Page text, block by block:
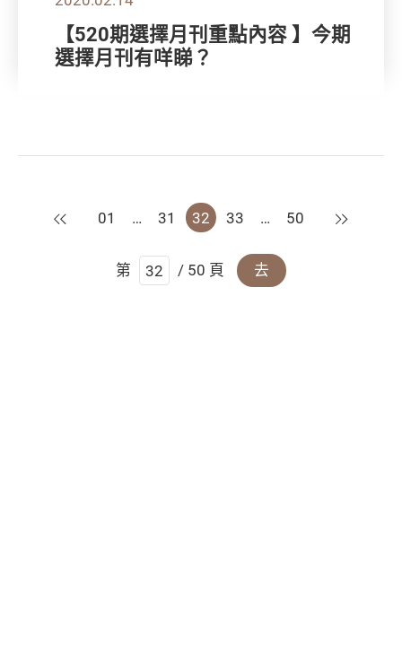
【520期選擇月刊重點內容 】今期
選擇月刊有咩睇？
上一頁
01 … 31 32 33 … 50 下一頁
第 / 50 頁 去